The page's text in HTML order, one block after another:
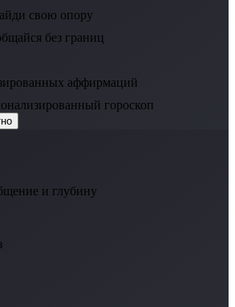
свою опору
без границ
аффирмаций
гороскоп
и глубину